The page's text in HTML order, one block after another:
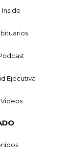
Inside
Ejecutiva
Videos